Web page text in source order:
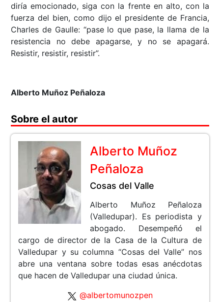
diría emocionado, siga con la frente en alto, con la
fuerza del bien, como dijo el presidente de Francia,
Charles de Gaulle: “pase lo que pase, la llama de la
resistencia no debe apagarse, y no se apagará.
Resistir, resistir, resistir”.
Alberto Muñoz Peñaloza
Sobre el autor
Alberto Muñoz
Peñaloza
Cosas del Valle
Alberto Muñoz Peñaloza
(Valledupar). Es periodista y
abogado. Desempeñó el
cargo de director de la Casa de la Cultura de
Valledupar y su columna “Cosas del Valle” nos
abre una ventana sobre todas esas anécdotas
que hacen de Valledupar una ciudad única.
@albertomunozpen